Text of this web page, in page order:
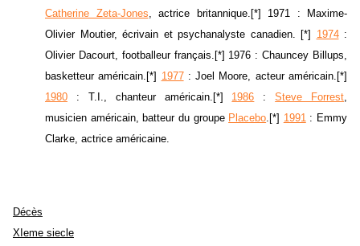
Catherine Zeta-Jones, actrice britannique.[*] 1971 : Maxime-
Olivier Moutier, écrivain et psychanalyste canadien. [*] 1974:
Olivier Dacourt, footballeur français.[*] 1976 : Chauncey Billups,
basketteur américain.[*] 1977: Joel Moore, acteur américain.[*]
1980 : T.I., chanteur américain.[*] 1986 :Steve Forrest,
musicien américain, batteur du groupe Placebo.[*] 1991: Emmy
Clarke, actrice américaine.
Décès
XIeme siecle